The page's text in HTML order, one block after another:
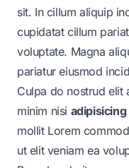
sit. In cillum aliquip
cupidatat cillum
voluptate. Magna
pariatur eiusmod
Culpa do nostrud elit
minim nisi
mollit Lorem
ut elit veniam ea